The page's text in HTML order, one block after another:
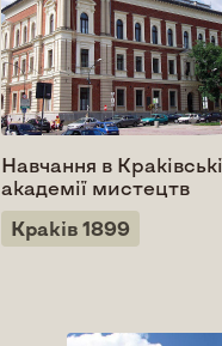
Навчання в
академії мистецтв
Краків 1899